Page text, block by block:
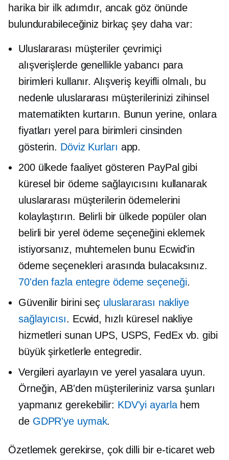
harika bir ilk adımdır, ancak göz önünde
bulundurabileceğiniz birkaç şey daha var:
Uluslararası müşteriler çevrimiçi
alışverişlerde genellikle yabancı para
birimleri kullanır. Alışveriş keyifli olmalı, bu
nedenle uluslararası müşterilerinizi zihinsel
matematikten kurtarın. Bunun yerine, onlara
fiyatları yerel para birimleri cinsinden
gösterin. Döviz Kurları app.
200 ülkede faaliyet gösteren PayPal gibi
küresel bir ödeme sağlayıcısını kullanarak
uluslararası müşterilerin ödemelerini
kolaylaştırın. Belirli bir ülkede popüler olan
belirli bir yerel ödeme seçeneğini eklemek
istiyorsanız, muhtemelen bunu Ecwid'in
ödeme seçenekleri arasında bulacaksınız.
70'den fazla entegre ödeme seçeneği.
Güvenilir birini seç uluslararası nakliye
sağlayıcısı. Ecwid, hızlı küresel nakliye
hizmetleri sunan UPS, USPS, FedEx vb. gibi
büyük şirketlerle entegredir.
Vergileri ayarlayın ve yerel yasalara uyun.
Örneğin, AB'den müşterileriniz varsa şunları
yapmanız gerekebilir: KDV'yi ayarlahem
de GDPR'ye uymak.
Özetlemek gerekirse, çok dilli bir e-ticaret web